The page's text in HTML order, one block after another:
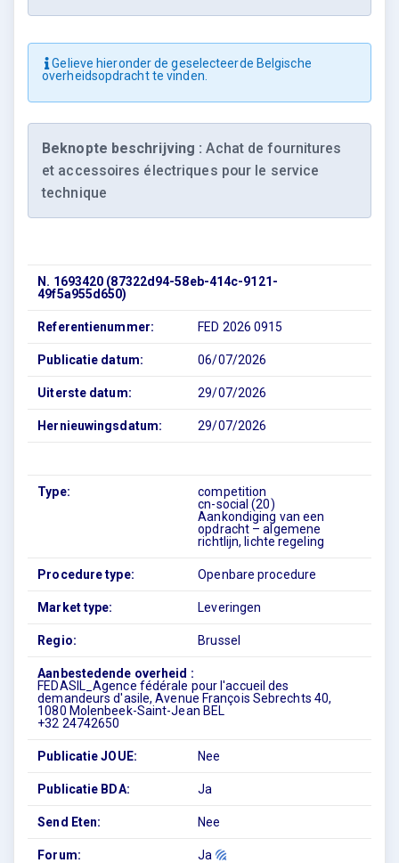
Gelieve hieronder de geselecteerde Belgische
overheidsopdracht te vinden.
Beknopte beschrijving : Achat de fournitures
et accessoires électriques pour le service
technique
N. 1693420 (87322d94-58eb-414c-9121-
49f5a955d650)
Referentienummer: FED 2026 0915
Publicatie datum: 06/07/2026
Uiterste datum: 29/07/2026
Hernieuwingsdatum: 29/07/2026
Type:
competition
cn-social (20)
Aankondiging van een
opdracht – algemene
richtlijn, lichte regeling
Procedure type: Openbare procedure
Market type: Leveringen
Regio: Brussel
Aanbestedende overheid :
FEDASIL_Agence fédérale pour l'accueil des
demandeurs d'asile, Avenue François Sebrechts 40,
1080 Molenbeek-Saint-Jean BEL
+32 24742650
Publicatie JOUE: Nee
Publicatie BDA: Ja
Send Eten: Nee
Forum: Ja